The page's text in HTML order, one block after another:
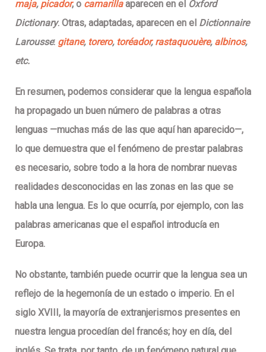
maja, picador, o camarillaaparecen en el Oxford
Dictionary. Otras, adaptadas, aparecen en el Dictionnaire
Larousse: gitane, torero, toréador, rastaquouère, albinos,
etc.
En resumen, podemos considerar que la lengua española
ha propagado un buen número de palabras a otras
lenguas —muchas más de las que aquí han aparecido—,
lo que demuestra que el fenómeno de prestar palabras
es necesario, sobre todo a la hora de nombrar nuevas
realidades desconocidas en las zonas en las que se
habla una lengua. Es lo que ocurría, por ejemplo, con las
palabras americanas que el español introducía en
Europa.
No obstante, también puede ocurrir que la lengua sea un
reflejo de la hegemonía de un estado o imperio. En el
siglo XVIII, la mayoría de extranjerismos presentes en
nuestra lengua procedían del francés; hoy en día, del